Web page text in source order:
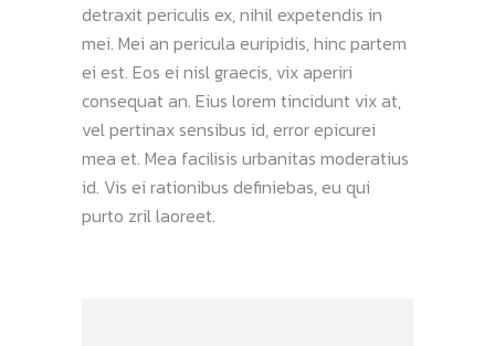
detraxit periculis ex, nihil expetendis in
mei. Mei an pericula euripidis, hinc partem
ei est. Eos ei nisl graecis, vix aperiri
consequat an. Eius lorem tincidunt vix at,
vel pertinax sensibus id, error epicurei
mea et. Mea facilisis urbanitas moderatius
id. Vis ei rationibus definiebas, eu qui
purto zril laoreet.